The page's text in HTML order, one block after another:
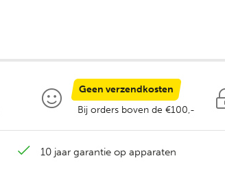
Geen verzendkosten
Bij orders boven de €100,-
10 jaar garantie op apparaten